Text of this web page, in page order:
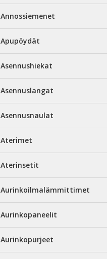
Annossiemenet
Apupöydät
Asennushiekat
Asennuslangat
Asennusnaulat
Aterimet
Aterinsetit
Aurinkoilmalämmittimet
Aurinkopaneelit
Aurinkopurjeet